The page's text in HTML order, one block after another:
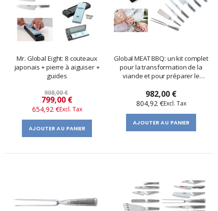
Mr. Global Eight: 8 couteaux
japonais + pierre à aiguiser +
guides
908,00 €
Prix
spécial
799,00 €
654,92 €
AJOUTER AU PANIER
Global MEAT BBQ: un kit complet
pour la transformation de la
viande et pour préparer le
982,00 €
804,92 €
AJOUTER AU PANIER